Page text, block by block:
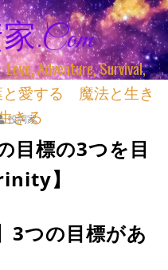
.com
Adventure, Survival,
と愛する 魔法と生き
きる
投詞家
目標の3つを目
】
3つの目標があ